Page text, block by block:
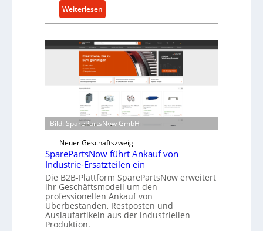
u
t
f
ü
d
i
r
e
k
t
e
A
n
t
Weiterlesen:
C
l
l
o
e
n
t
w
i
c
k
e
l
t
X
Bild: SparePartsNow GmbH
Neuer Geschäftszweig
SparePartsNow führt Ankauf von
Industrie-Ersatzteilen ein
Die B2B-Plattform SparePartsNow erweitert
ihr Geschäftsmodell um den
professionellen Ankauf von
Überbeständen, Restposten und
Auslaufartikeln aus der industriellen
Produktion.